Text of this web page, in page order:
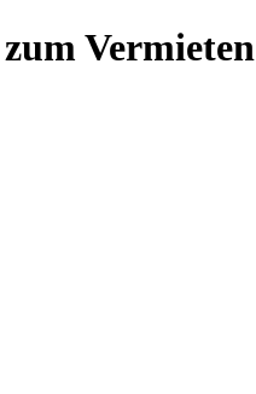
Vermieten